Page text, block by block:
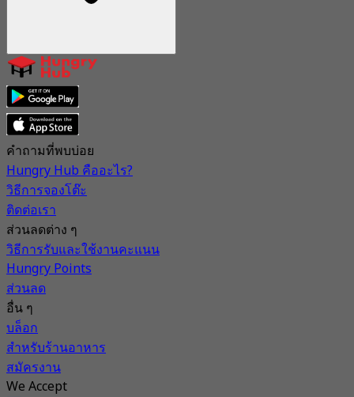
คำถามที่พบบ่อย
Hungry Hub คืออะไร?
วิธีการจองโต๊ะ
ติดต่อเรา
ส่วนลดต่าง ๆ
วิธีการรับและใช้งานคะแนน
Hungry Points
ส่วนลด
อื่น ๆ
บล็อก
สำหรับร้านอาหาร
สมัครงาน
We Accept